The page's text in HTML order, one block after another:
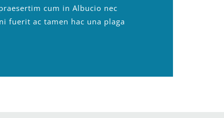
cum in Albucio nec
fuerit ac tamen hac una plaga